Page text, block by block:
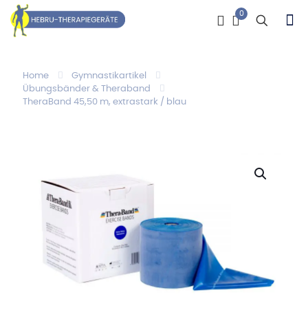
0
Home
Gymnastikartikel
Übungsbänder & Theraband
TheraBand 45,50 m, extrastark / blau